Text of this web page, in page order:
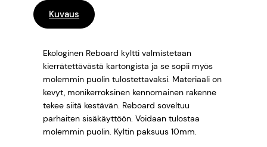
i
m
Kuvaus
Ekologinen Reboard kyltti valmistetaan
kierrätettävästä kartongista ja se sopii myös
molemmin puolin tulostettavaksi. Materiaali on
kevyt, monikerroksinen kennomainen rakenne
tekee siitä kestävän. Reboard soveltuu
parhaiten sisäkäyttöön. Voidaan tulostaa
molemmin puolin. Kyltin paksuus 10mm.